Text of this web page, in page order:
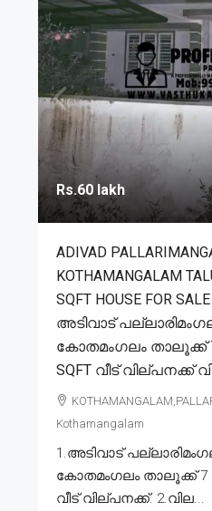
Rs.60 lakh
ADIVAD
KOTHAMANGALAM
SQFT HOUSE FOR
അടിവാട്
കോതമംഗലം താലൂക്ക്
SQFT വീട് വില്പനക്ക്
Kothamangalam
1.അടിവാട്
കോതമംഗലം താലൂക്ക് 7
വീട് വില്പനക്ക്. 2.വില...